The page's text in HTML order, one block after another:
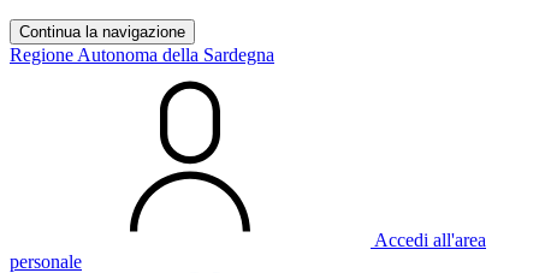
Continua la navigazione
Regione Autonoma della Sardegna
Accedi all'area
personale